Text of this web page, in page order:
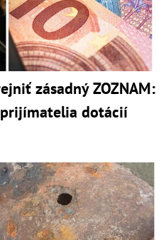
zásadný ZOZNAM:
dotácií